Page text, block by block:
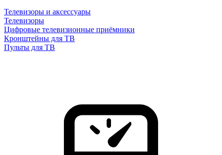
Телевизоры и аксессуары
Телевизоры
Цифровые телевизионные приёмники
Кронштейны для ТВ
Пульты для ТВ